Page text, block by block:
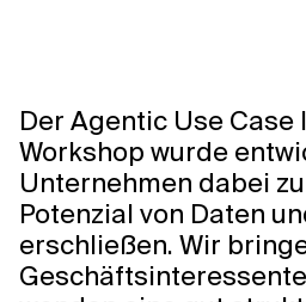
Der Agentic Use Case
Workshop wurde
Unternehmen dabei
Potenzial von Daten
erschließen. Wir